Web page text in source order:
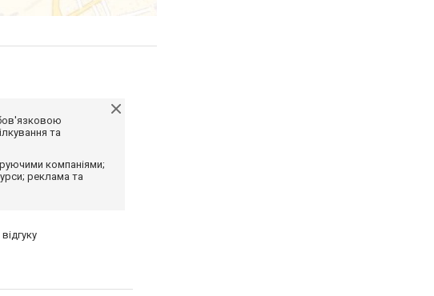
та
компаніями;
реклама та